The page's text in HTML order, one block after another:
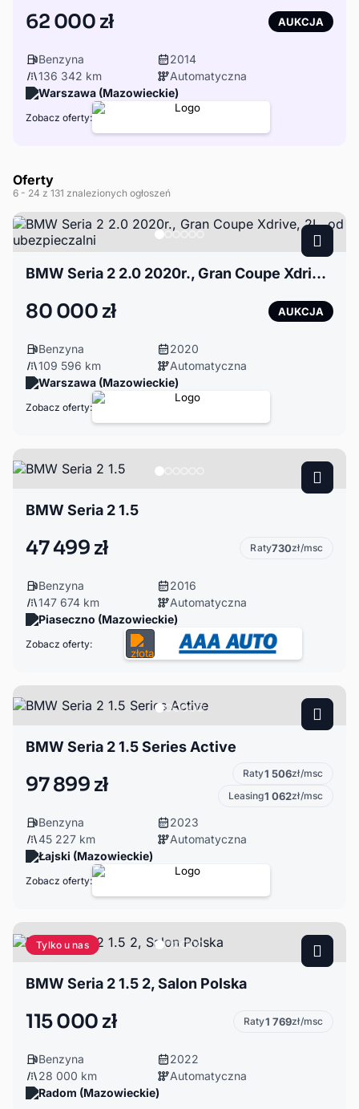
62 000 zł AUKCJA
Benzyna
2014
136 342 km
Automatyczna
Warszawa (Mazowieckie)
Zobacz oferty:
Oferty
6 - 24 z 131 znalezionych ogłoszeń
BMW Seria 2 2.0 2020r., Gran Coupe Xdrive, 2L, od ubezpieczalni
80 000 zł AUKCJA
Benzyna
2020
109 596 km
Automatyczna
Warszawa (Mazowieckie)
Zobacz oferty:
BMW Seria 2 1.5
47 499 zł Raty730zł/msc
Benzyna
2016
147 674 km
Automatyczna
Piaseczno (Mazowieckie)
Zobacz oferty:
BMW Seria 2 1.5 Series Active
97 899 zł Raty1 506zł/msc
Leasing1 062zł/msc
Benzyna
2023
45 227 km
Automatyczna
Łajski (Mazowieckie)
Zobacz oferty:
Tylko u nas
BMW Seria 2 1.5 2, Salon Polska
115 000 zł Raty1 769zł/msc
Benzyna
2022
28 000 km
Automatyczna
Radom (Mazowieckie)